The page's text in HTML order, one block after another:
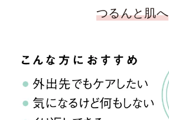
つるんと肌へ